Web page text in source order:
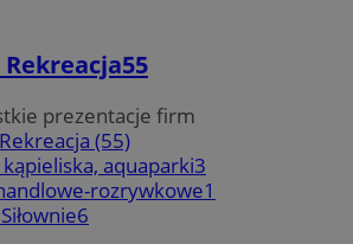
55
prezentacje firm
(55)
aquaparki3
rozrywkowe1
6